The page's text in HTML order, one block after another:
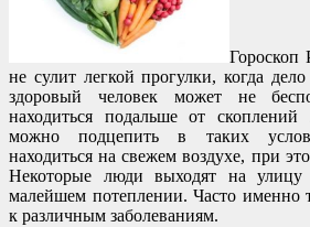
Гороскоп
не сулит легкой прогулки, когда дело
здоровый человек может не
находиться подальше от
можно подцепить в таких
находиться на свежем воздухе, при
Некоторые люди выходят на улицу
малейшем потеплении. Часто именно
к различным заболеваниям.